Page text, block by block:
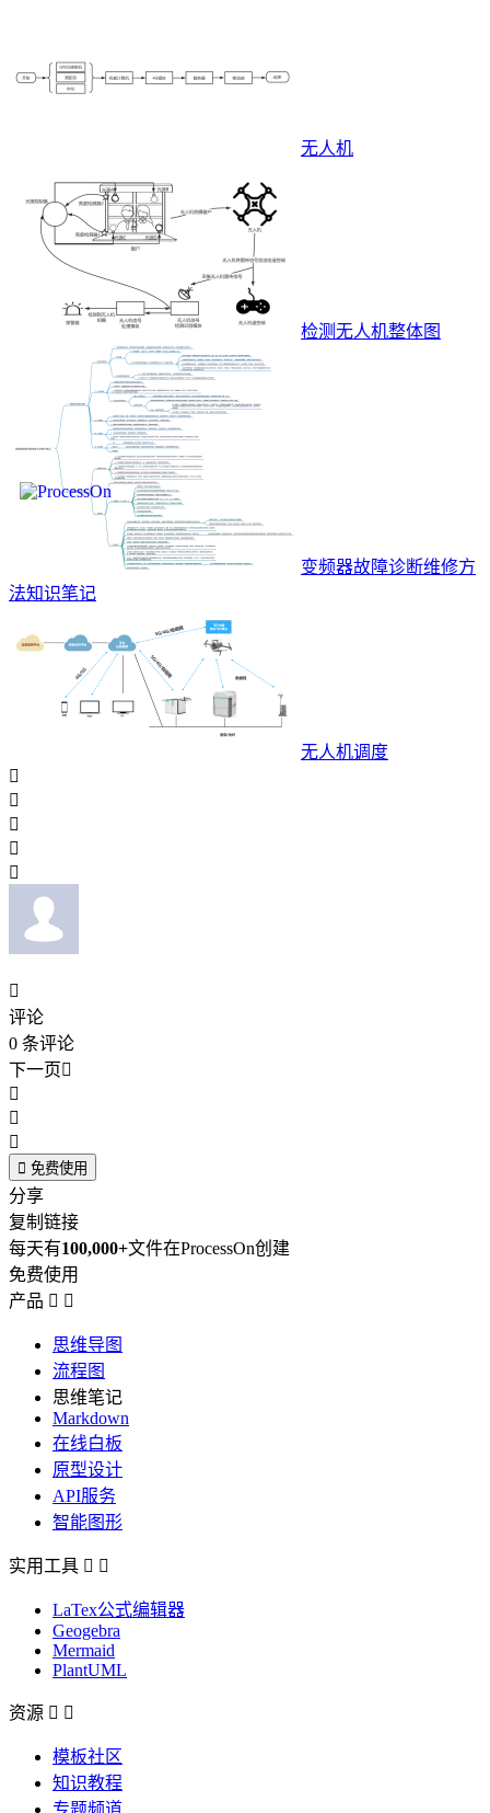
无人机
检测无人机整体图
变频器故障诊断维修方
法知识笔记
无人机调度






评论
0 条评论
下一页



 免费使用
分享
复制链接
每天有100,000+文件在ProcessOn创建
免费使用
产品  
思维导图
流程图
思维笔记
Markdown
在线白板
原型设计
API服务
智能图形
实用工具  
LaTex公式编辑器
Geogebra
Mermaid
PlantUML
资源  
模板社区
知识教程
专题频道